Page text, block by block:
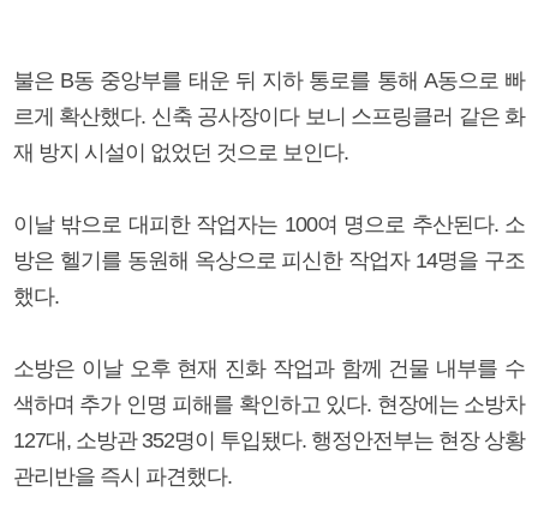
불은 B동 중앙부를 태운 뒤 지하 통로를 통해 A동으로 빠
르게 확산했다. 신축 공사장이다 보니 스프링클러 같은 화
재 방지 시설이 없었던 것으로 보인다.
이날 밖으로 대피한 작업자는 100여 명으로 추산된다. 소
방은 헬기를 동원해 옥상으로 피신한 작업자 14명을 구조
했다.
소방은 이날 오후 현재 진화 작업과 함께 건물 내부를 수
색하며 추가 인명 피해를 확인하고 있다. 현장에는 소방차
127대, 소방관 352명이 투입됐다. 행정안전부는 현장 상황
관리반을 즉시 파견했다.